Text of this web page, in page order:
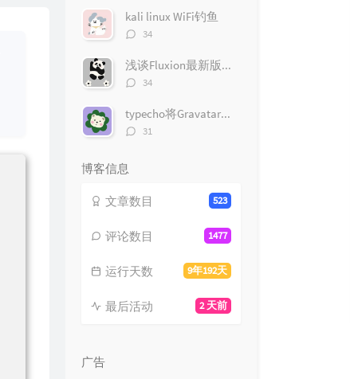
数：
kali linux WiFi钓鱼
评
数：
34
浅谈Fluxion最新版无线钓鱼遇到的问题
评
数：
34
typecho将Gravatar头像改为QQ头像
评
31
博客信息
523
文章数目
1477
评论数目
9年192天
运行天数
2 天前
最后活动
广告